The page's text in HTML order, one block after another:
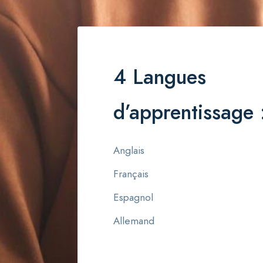
4 Langues
d’apprentissage
Anglais
Français
Espagnol
Allemand